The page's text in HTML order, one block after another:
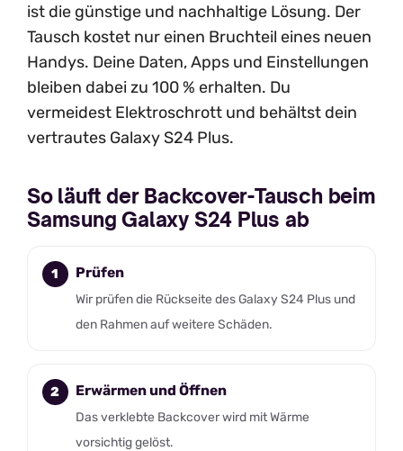
ist die günstige und nachhaltige Lösung. Der
Tausch kostet nur einen Bruchteil eines neuen
Handys. Deine Daten, Apps und Einstellungen
bleiben dabei zu 100 % erhalten. Du
vermeidest Elektroschrott und behältst dein
vertrautes Galaxy S24 Plus.
So läuft der Backcover-Tausch beim
Samsung Galaxy S24 Plus ab
Prüfen
Wir prüfen die Rückseite des Galaxy S24 Plus und
den Rahmen auf weitere Schäden.
Erwärmen und Öffnen
Das verklebte Backcover wird mit Wärme
vorsichtig gelöst.